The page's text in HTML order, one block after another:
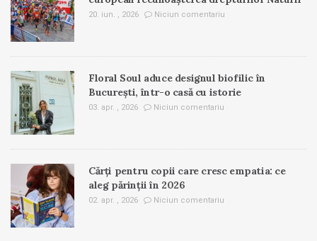
20. iun. , 2026 Niciun comentariu
Floral Soul aduce designul biofilic în
București, într-o casă cu istorie
03. apr. , 2026 Niciun comentariu
Cărți pentru copii care cresc empatia: ce
aleg părinții în 2026
02. apr. , 2026 Niciun comentariu